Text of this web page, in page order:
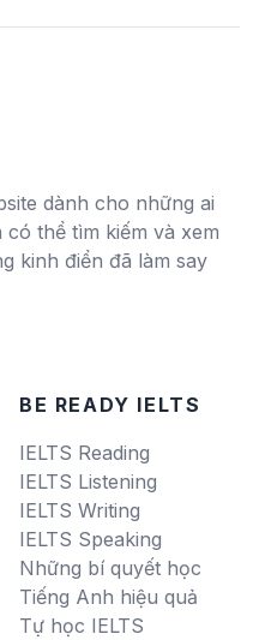
dành cho những ai
thể tìm kiếm và xem
kinh điển đã làm say
BE READY IELTS
IELTS Reading
IELTS Listening
IELTS Writing
IELTS Speaking
Những bí quyết học
Tiếng Anh hiệu quả
Tự học IELTS